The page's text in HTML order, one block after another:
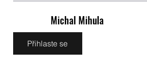
Přihlaste se
Michal Mihula